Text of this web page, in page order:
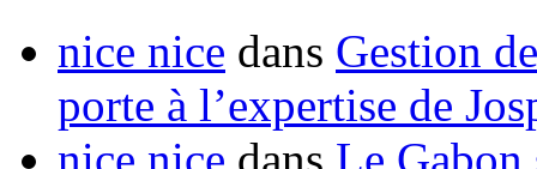
nice nice dans Gestion
porte à l’expertise de
nice nice dans Le Gabon